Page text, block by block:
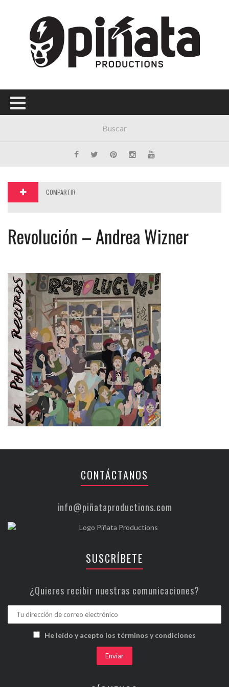
Menú Principal
PORTADA
CONCIERTOS
FESTIVALES
COMPARTIR
Revolución – Andrea Wizner
CONTÁCTANOS
info@piñataproductions.com
SUSCRÍBETE
¿Quieres recibir nuestras comunicaciones?
He leído y acepto los términos y condiciones